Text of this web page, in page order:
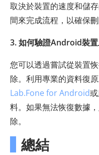
取決於裝置的速度和儲
間來完成流程，以確保刪
3. 如何驗證Android裝
您可以透過嘗試從裝置
除。利用專業的資料復
Lab.Fone for Android
料。如果無法恢復數據
除。
總結